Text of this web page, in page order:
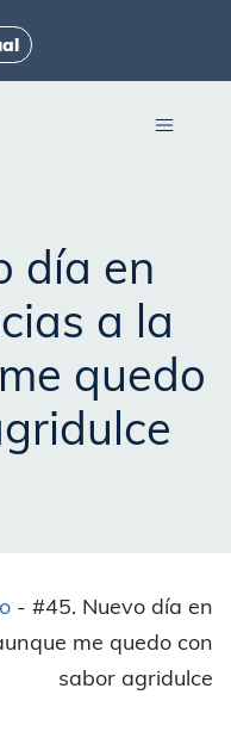
día en
a la
quedo
- #45. Nuevo día en
me quedo con
sabor agridulce